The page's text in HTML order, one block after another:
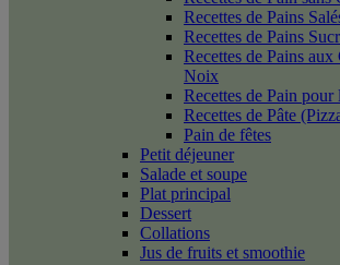
Recettes de Pains
Recettes de Pains
Recettes de Pains aux
Noix
Recettes de Pain pour
Recettes de Pâte
Pain de fêtes
Petit déjeuner
Salade et soupe
Plat principal
Dessert
Collations
Jus de fruits et smoothie